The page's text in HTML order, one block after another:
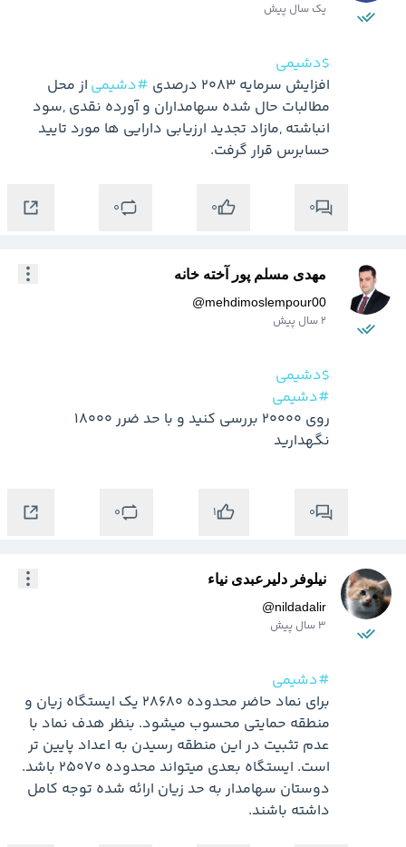
یک سال پیش
$دشیمی
افزایش سرمایه 2083 درصدی
#دشیمی
حسابرس قرار گرفت.
0
0
0
مهدی مسلم پور آخته خانه
@mehdimoslempour00
2 سال پیش
$دشیمی
#دشیمی
نگهدارید
0
1
0
نیلوفر دلیرعبدی نیاء
@nildadalir
3 سال پیش
#دشیمی
داشته باشند.